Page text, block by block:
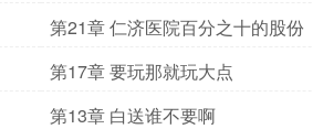
第21章 仁济医院百分之十的股份
第17章 要玩那就玩大点
第13章 白送谁不要啊